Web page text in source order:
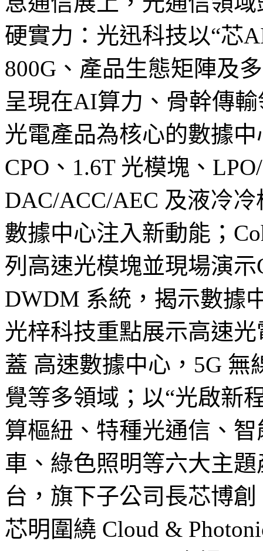
硬實力：光迅科技以“芯
800G、產品生態矩陣及
呈現在AI算力、骨幹傳
光電產品為核心的數據
CPO、1.6T 光模塊、
DAC/ACC/AEC 及液冷
數據中心注入新動能；
列高速光模塊並現場演
DWDM 系統，揭示數據
光梓科技重點展示高速
蓋 高速數據中心，5G
覺等多領域；以“光啟新
算樞紐、特種光通信、
車、綠色照明等六大主
台，旗下子公司長芯博
芯明圍繞 Cloud &